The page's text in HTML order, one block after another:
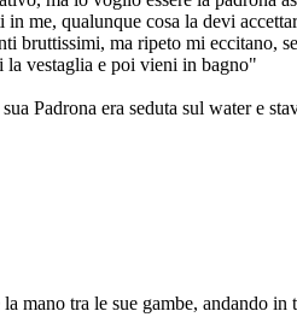
me, qualunque cosa la devi
bruttissimi, ma ripeto mi
la vestaglia e poi vieni in bagno"
Padrona era seduta sul water e
mano tra le sue gambe, andando